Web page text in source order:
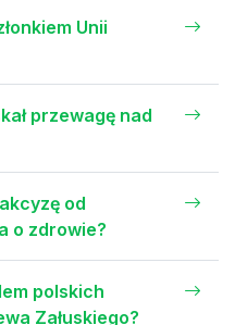
Unii
przewagę nad
od
o zdrowie?
polskich
Załuskiego?